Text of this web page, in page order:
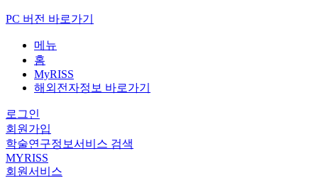
PC 버전 바로가기
메뉴
홈
MyRISS
해외전자정보 바로가기
로그인
회원가입
학술연구정보서비스 검색
MYRISS
회원서비스